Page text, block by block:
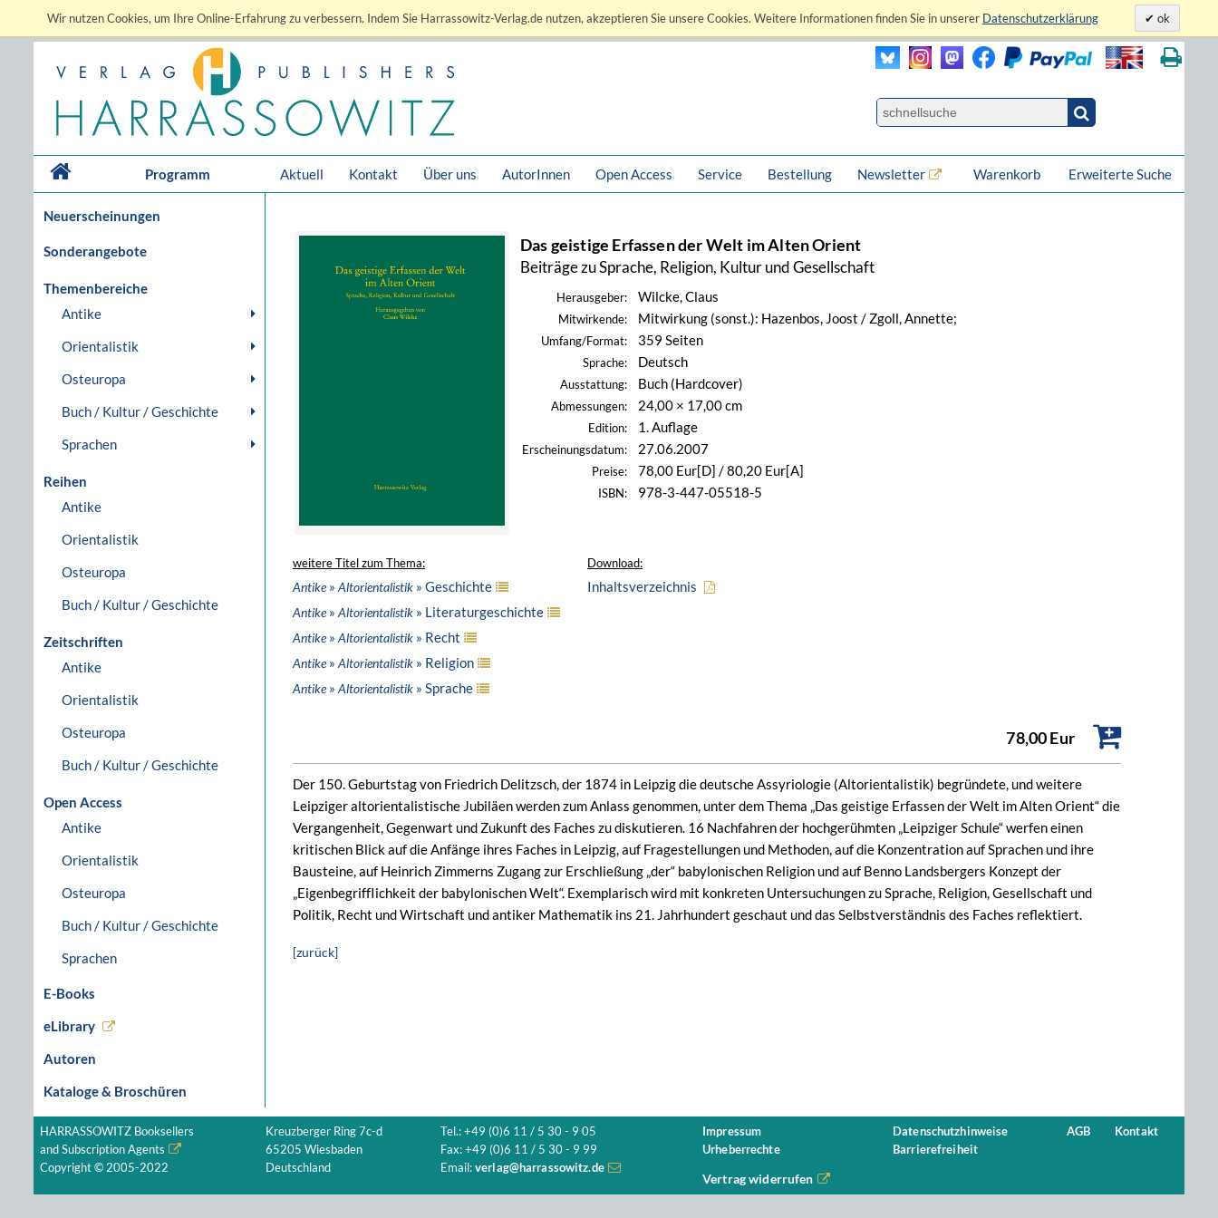
Wir nutzen Cookies, um Ihre Online-Erfahrung zu verbessern. Indem Sie Harrassowitz-Verlag.de nutzen, akzeptieren Sie unsere Cookies. Weitere Informationen finden Sie in unserer Datenschutzerklärung ok
Programm Aktuell Kontakt Über uns AutorInnen Open Access Service Bestellung Newsletter Erweiterte Suche
Warenkorb
Neuerscheinungen
Sonderangebote
Themenbereiche
Antike
Orientalistik
Osteuropa
Buch / Kultur / Geschichte
Sprachen
Reihen
Antike
Orientalistik
Osteuropa
Buch / Kultur / Geschichte
Zeitschriften
Antike
Orientalistik
Osteuropa
Buch / Kultur / Geschichte
Open Access
Antike
Orientalistik
Osteuropa
Buch / Kultur / Geschichte
Sprachen
E-Books
eLibrary
Autoren
Kataloge & Broschüren
Das geistige Erfassen der Welt im Alten Orient
Beiträge zu Sprache, Religion, Kultur und Gesellschaft
Herausgeber: Wilcke, Claus
Mitwirkende: Mitwirkung (sonst.): Hazenbos, Joost / Zgoll, Annette;
Umfang/Format: 359 Seiten
Sprache: Deutsch
Ausstattung: Buch (Hardcover)
Abmessungen: 24,00 × 17,00 cm
Edition: 1. Auflage
Erscheinungsdatum: 27.06.2007
Preise: 78,00 Eur[D] / 80,20 Eur[A]
ISBN: 978-3-447-05518-5
weitere Titel zum Thema:
Antike» Altorientalistik » Geschichte
Antike» Altorientalistik » Literaturgeschichte
Antike» Altorientalistik » Recht
Antike» Altorientalistik » Religion
Antike» Altorientalistik » Sprache
Download:
Inhaltsverzeichnis
78,00 Eur
Der 150. Geburtstag von Friedrich Delitzsch, der 1874 in Leipzig die deutsche Assyriologie (Altorientalistik) begründete, und weitere
Leipziger altorientalistische Jubiläen werden zum Anlass genommen, unter dem Thema „Das geistige Erfassen der Welt im Alten Orient“ die
Vergangenheit, Gegenwart und Zukunft des Faches zu diskutieren. 16 Nachfahren der hochgerühmten „Leipziger Schule“ werfen einen
kritischen Blick auf die Anfänge ihres Faches in Leipzig, auf Fragestellungen und Methoden, auf die Konzentration auf Sprachen und ihre
Bausteine, auf Heinrich Zimmerns Zugang zur Erschließung „der“ babylonischen Religion und auf Benno Landsbergers Konzept der
„EigenbegriffIichkeit der babylonischen Welt“. Exemplarisch wird mit konkreten Untersuchungen zu Sprache, Religion, Gesellschaft und
Politik, Recht und Wirtschaft und antiker Mathematik ins 21. Jahrhundert geschaut und das Selbstverständnis des Faches reflektiert.
[zurück]
HARRASSOWITZ Booksellers
and Subscription Agents
Copyright © 2005-2022
Kreuzberger Ring 7c-d
65205 Wiesbaden
Deutschland
Tel.: +49 (0)6 11 / 5 30 - 9 05
Fax: +49 (0)6 11 / 5 30 - 9 99
Email: verlag@harrassowitz.de
Impressum
Urheberrechte
Datenschutzhinweise
Barrierefreiheit
AGB Kontakt
Vertrag widerrufen